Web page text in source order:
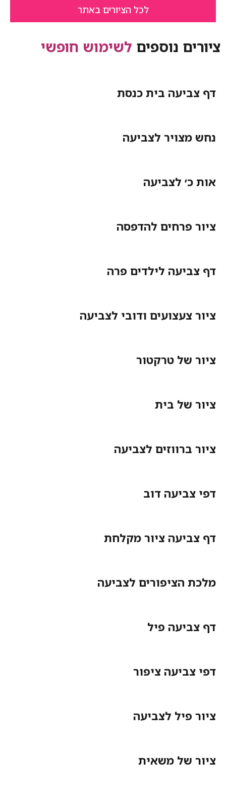
לכל הציורים באתר
ציורים נוספים לשימוש חופשי
דף צביעה בית כנסת
נחש מצויר לצביעה
אות כ׳ לצביעה
ציור פרחים להדפסה
דף צביעה לילדים פרה
ציור צעצועים ודובי לצביעה
ציור של טרקטור
ציור של בית
ציור ברווזים לצביעה
דפי צביעה דוב
דף צביעה ציור מקלחת
מלכת הציפורים לצביעה
דף צביעה פיל
דפי צביעה ציפור
ציור פיל לצביעה
ציור של משאית